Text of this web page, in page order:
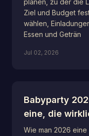
planen, zu der die
Ziel und Budget
wählen,
Essen und Geträn
Jul 02, 2026
Babyparty
eine, die
Wie man 2026